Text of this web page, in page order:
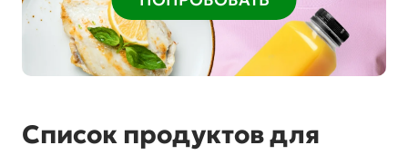
Список продуктов для